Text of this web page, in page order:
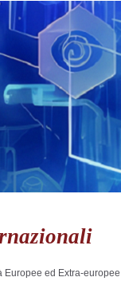
Europee ed Extra-europee